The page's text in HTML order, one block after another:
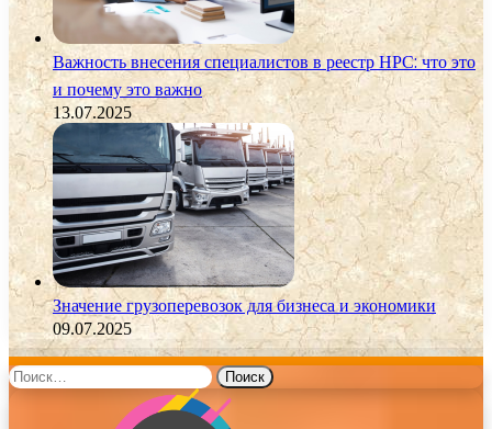
Важность внесения специалистов в реестр НРС: что это
и почему это важно
13.07.2025
Значение грузоперевозок для бизнеса и экономики
09.07.2025
Найти: